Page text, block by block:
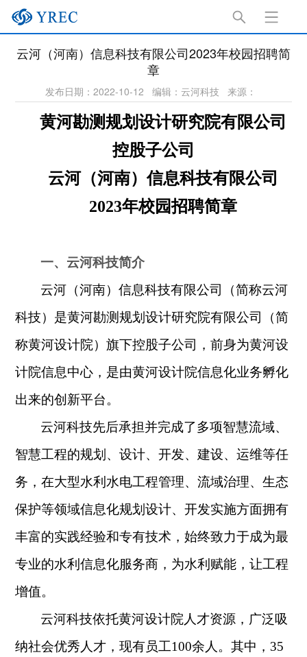
云河（河南）信息科技有限公司2023年校园招聘简
章
发布日期：2022-10-12 编辑：云河科技 来源：
黄河勘测规划设计研究院有限公司
控股子公司
云河（河南）信息科技有限公司
2023年校园招聘简章
一、云河科技简介
云河（河南）信息科技有限公司（简称云河
科技）是黄河勘测规划设计研究院有限公司（简
称黄河设计院）旗下控股子公司，前身为黄河设
计院信息中心，是由黄河设计院信息化业务孵化
出来的创新平台。
云河科技先后承担并完成了多项智慧流域、
智慧工程的规划、设计、开发、建设、运维等任
务，在大型水利水电工程管理、流域治理、生态
保护等领域信息化规划设计、开发实施方面拥有
丰富的实践经验和专有技术，始终致力于成为最
专业的水利信息化服务商，为水利赋能，让工程
增值。
云河科技依托黄河设计院人才资源，广泛吸
纳社会优秀人才，现有员工100余人。其中， 35